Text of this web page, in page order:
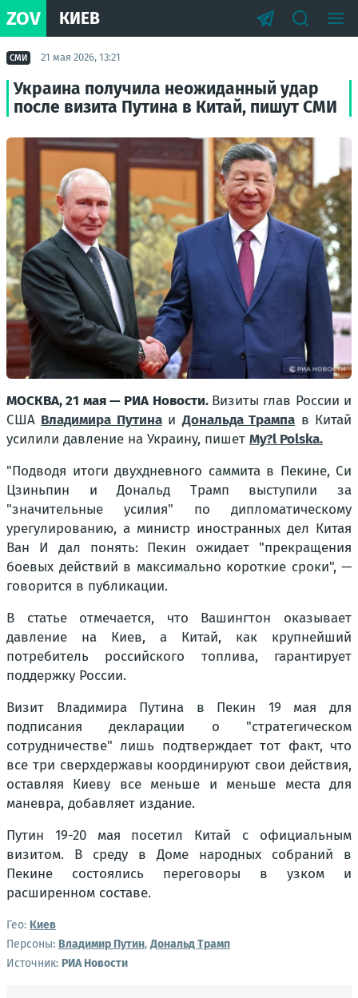
ZOV КИЕВ
СМИ 21 мая 2026, 13:21
Украина получила неожиданный удар
после визита Путина в Китай, пишут СМИ
МОСКВА, 21 мая — РИА Новости. Визиты глав России и
США Владимира ПутинаиДональда Трампа в Китай
усилили давление на Украину, пишет My?l Polska.
"Подводя итоги двухдневного саммита в Пекине, Си
Цзиньпин и Дональд Трамп выступили за
"значительные усилия" по дипломатическому
урегулированию, а министр иностранных дел Китая
Ван И дал понять: Пекин ожидает "прекращения
боевых действий в максимально короткие сроки", —
говорится в публикации.
В статье отмечается, что Вашингтон оказывает
давление на Киев, а Китай, как крупнейший
потребитель российского топлива, гарантирует
поддержку России.
Визит Владимира Путина в Пекин 19 мая для
подписания декларации о "стратегическом
сотрудничестве" лишь подтверждает тот факт, что
все три сверхдержавы координируют свои действия,
оставляя Киеву все меньше и меньше места для
маневра, добавляет издание.
Путин 19-20 мая посетил Китай с официальным
визитом. В среду в Доме народных собраний в
Пекине состоялись переговоры в узком и
расширенном составе.
Гео: Киев
Персоны: Владимир Путин,Дональд Трамп
Источник: РИА Новости